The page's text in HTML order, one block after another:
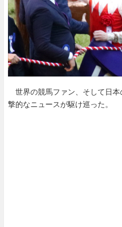
世界の競馬ファン、そして日本
撃的なニュースが駆け巡った。